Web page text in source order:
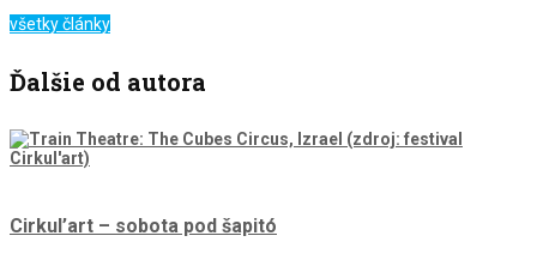
všetky články
Ďalšie od autora
Cirkul’art – sobota pod šapitó